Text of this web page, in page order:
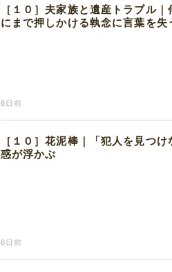
［１０］夫家族と遺産トラブル
にまで押しかける執念に言葉を失
6日前
［１０］花泥棒｜「犯人を見つ
惑が浮かぶ
6日前